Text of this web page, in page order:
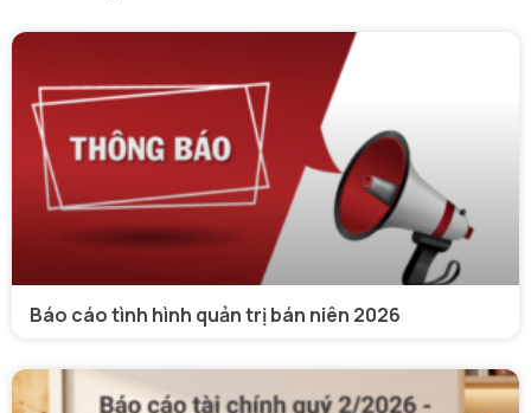
Báo cáo tình hình quản trị bán niên 2026